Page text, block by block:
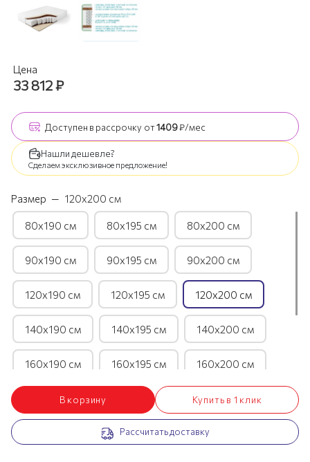
Цена
33 812₽
Доступен в рассрочку от1409₽/мес
Нашли дешевле?
Сделаем эксклюзивное предложение!
Размер — 120х200 см
80х190 см 80х195 см 80х200 см
90х190 см 90х195 см 90х200 см
120х190 см 120х195 см 120х200 см
140х190 см 140х195 см 140х200 см
160х190 см 160х195 см 160х200 см
180х190 см 180х195 см 180х200 см
200х195 см 200х200 см
В корзину Купить в 1 клик
Рассчитать доставку